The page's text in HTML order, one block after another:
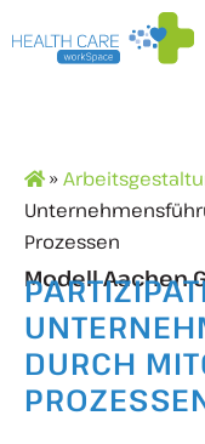
»
Prozessen
Modell Aachen
DURCH